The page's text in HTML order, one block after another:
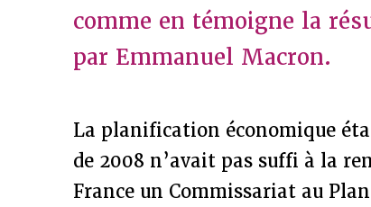
comme en témoigne la
par Emmanuel Macron.
La planification économique
de 2008 n’avait pas suffi à la
France un Commissariat au